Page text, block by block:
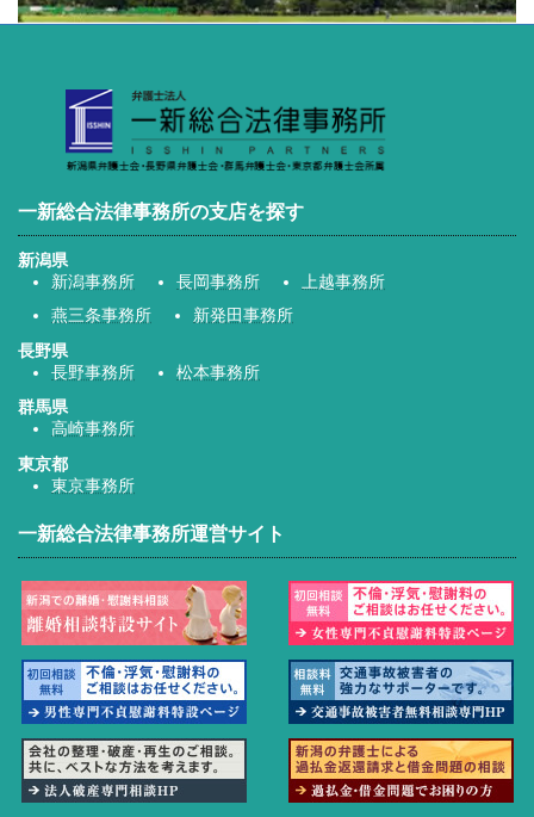
一新総合法律事務所の支店を探す
新潟県
新潟事務所
長岡事務所
上越事務所
燕三条事務所
新発田事務所
長野県
長野事務所
松本事務所
群馬県
高崎事務所
東京都
東京事務所
一新総合法律事務所運営サイト